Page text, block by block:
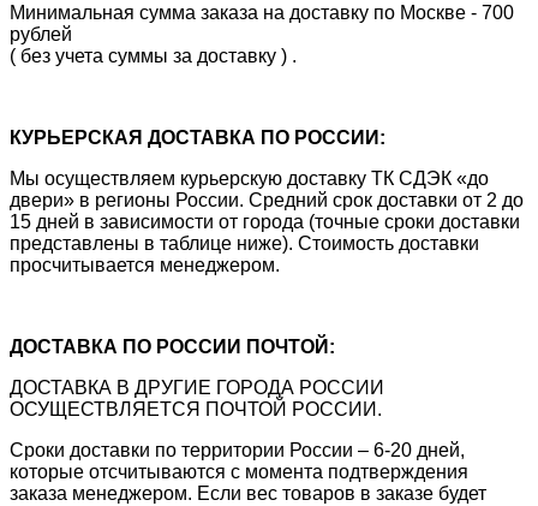
Минимальная сумма заказа на доставку по Москве - 700
рублей
( без учета суммы за доставку ) .
КУРЬЕРСКАЯ ДОСТАВКА ПО РОССИИ:
Мы осуществляем курьерскую доставку ТК СДЭК «до
двери» в регионы России. Средний срок доставки от 2 до
15 дней в зависимости от города (точные сроки доставки
представлены в таблице ниже). Стоимость доставки
просчитывается менеджером.
ДОСТАВКА ПО РОССИИ ПОЧТОЙ:
ДОСТАВКА В ДРУГИЕ ГОРОДА РОССИИ
ОСУЩЕСТВЛЯЕТСЯ ПОЧТОЙ РОССИИ.
Сроки доставки по территории России – 6-20 дней,
которые отсчитываются с момента подтверждения
заказа менеджером. Если вес товаров в заказе будет